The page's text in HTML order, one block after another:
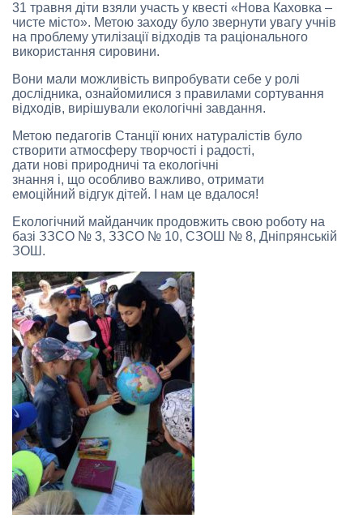
31 травня діти взяли участь у квесті «Нова Каховка –
чисте місто». Метою заходу було звернути увагу учнів
на проблему утилізації відходів та раціонального
використання сировини.
Вони мали можливість випробувати себе у ролі
дослідника, ознайомилися з правилами сортування
відходів, вирішували екологічні завдання.
Метою педагогів Станції юних натуралістів було
створити атмосферу творчості і радості,
дати нові природничі та екологічні
знання і, що особливо важливо, отримати
емоційний відгук дітей. І нам це вдалося!
Екологічний майданчик продовжить свою роботу на
базі ЗЗСО № 3, ЗЗСО № 10, СЗОШ № 8, Дніпрянській
ЗОШ.